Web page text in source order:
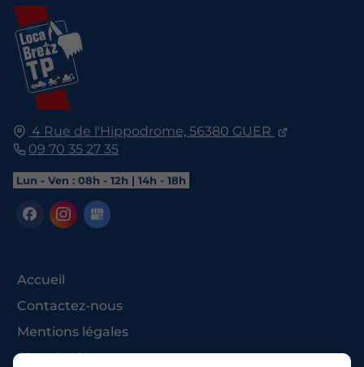
4 Rue de l'Hippodrome,56380 GUER
09 70 35 27 35
Lun - Ven : 08h - 12h | 14h - 18h
Accueil
Contactez-nous
Mentions légales
Plan du site